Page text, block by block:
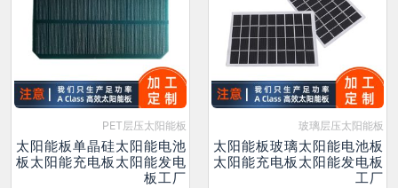
PET层压太阳能板
太阳能板单晶硅太阳能电池
板太阳能充电板太阳能发电
板工厂
玻璃层压太阳能板
太阳能板玻璃太阳能电池板
太阳能充电板太阳能发电板
工厂